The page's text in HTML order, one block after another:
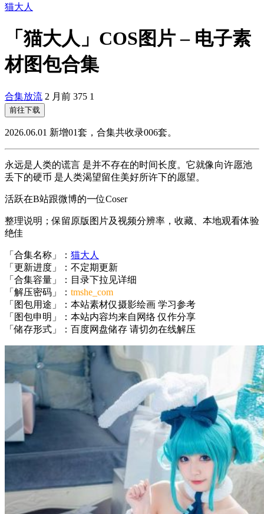
猫大人
「猫大人」COS图片 – 电子素
材图包合集
合集放流 2 月前 375 1
前往下载
2026.06.01 新增01套，合集共收录006套。
永远是人类的谎言 是并不存在的时间长度。它就像向许愿池
丢下的硬币 是人类渴望留住美好所许下的愿望。
活跃在B站跟微博的一位Coser
整理说明；保留原版图片及视频分辨率，收藏、本地观看体验
绝佳
「合集名称」： 猫大人
「更新进度」：不定期更新
「合集容量」：目录下拉见详细
「解压密码」： tmshe_com
「图包用途」：本站素材仅摄影绘画 学习参考
「图包申明」：本站内容均来自网络 仅作分享
「储存形式」：百度网盘储存 请切勿在线解压